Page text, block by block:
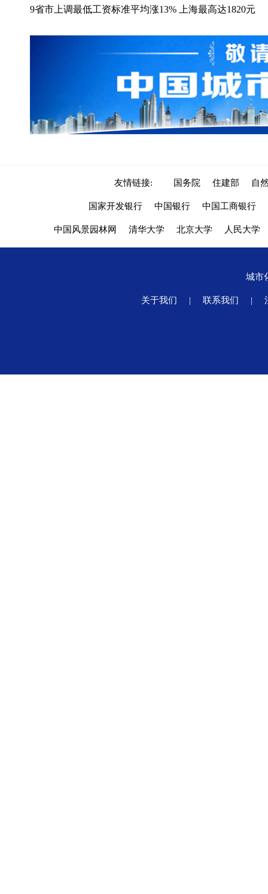
9省市上调最低工资标准平均涨13% 上海最高达1820元
友情链接: 国务院 住建部 自
国家开发银行 中国银行 中国工商银行
中国风景园林网 清华大学 北京大学 人民大学
城市
关于我们 | 联系我们 |